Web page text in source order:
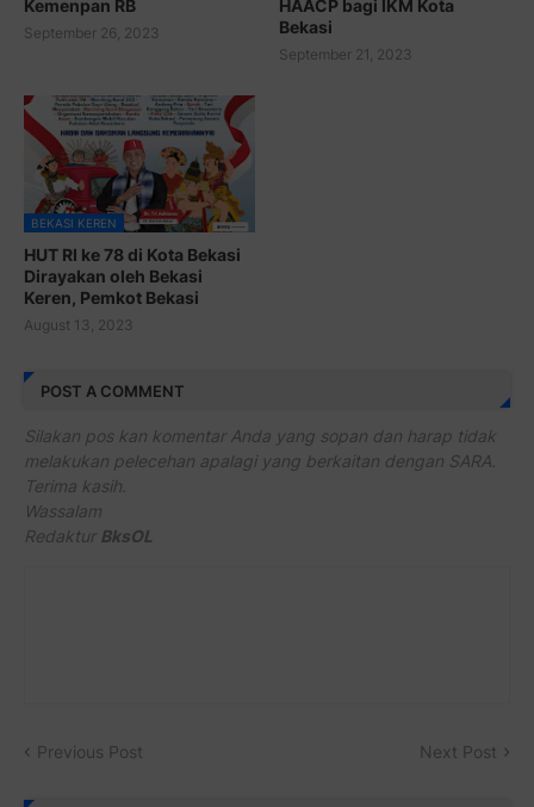
Kemenpan RB
September 26, 2023
HAACP bagi IKM Kota
Bekasi
September 21, 2023
BEKASI KEREN
HUT RI ke 78 di Kota Bekasi
Dirayakan oleh Bekasi
Keren, Pemkot Bekasi
August 13, 2023
POST A COMMENT
Silakan pos kan komentar Anda yang sopan dan harap tidak
melakukan pelecehan apalagi yang berkaitan dengan SARA.
Terima kasih.
Wassalam
Redaktur BksOL
Previous Post Next Post